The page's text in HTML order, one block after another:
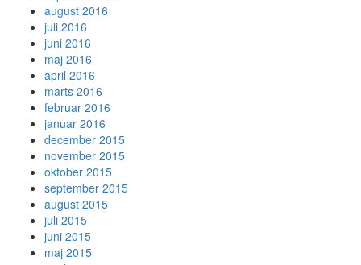
august 2016
juli 2016
juni 2016
maj 2016
april 2016
marts 2016
februar 2016
januar 2016
december 2015
november 2015
oktober 2015
september 2015
august 2015
juli 2015
juni 2015
maj 2015